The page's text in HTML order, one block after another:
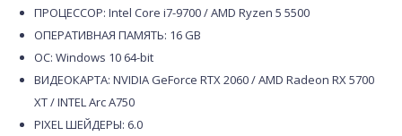
ПРОЦЕССОР: Intel Core i7-9700 / AMD Ryzen 5 5500
ОПЕРАТИВНАЯ ПАМЯТЬ: 16 GB
ОС: Windows 10 64-bit
ВИДЕОКАРТА: NVIDIA GeForce RTX 2060 / AMD Radeon RX 5700
XT / INTEL Arc A750
PIXEL ШЕЙДЕРЫ: 6.0